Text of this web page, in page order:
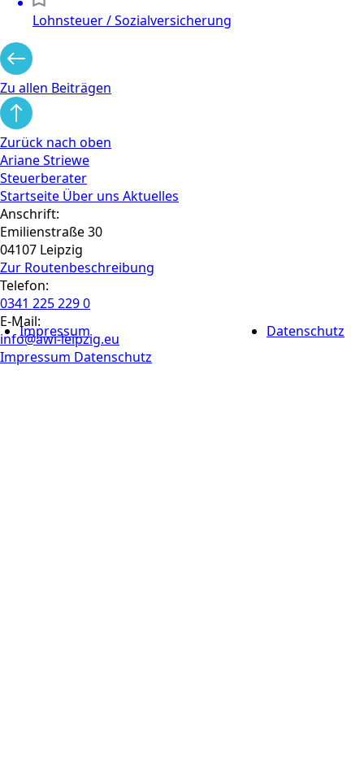
Impressum Datenschutz
Lohnsteuer / Sozialversicherung
Zu allen Beiträgen
Zurück nach oben
Ariane Striewe
Steuerberater
Startseite Über uns Aktuelles
Anschrift:
Emilienstraße 30
04107 Leipzig
Zur Routen­beschreibung
Telefon:
0341 225 229 0
E-Mail:
info@awi-leipzig.eu
Impressum Datenschutz